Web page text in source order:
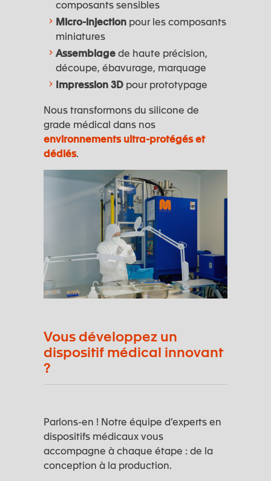
composants sensibles
Micro-injection pour les composants
miniatures
Assemblagede haute précision,
découpe, ébavurage, marquage
Impression 3D pour prototypage
Nous transformons du silicone de
grade médical dans nos
environnements ultra-protégés et
dédiés.
Vous développez un
dispositif médical innovant
?
Parlons-en ! Notre équipe d’experts en
dispositifs médicaux vous
accompagne à chaque étape : de la
conception à la production.